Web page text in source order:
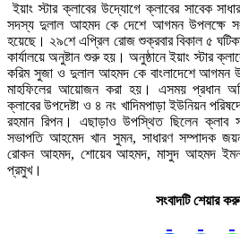
ইয়াং স্টার ক্লাবের উদ্যোগে ক্লাবের সাবেক
সদস্য দুলাল আহমদ কে দেশে আগমন উপলক্ষে
হয়েছে। ২৯শে এপ্রিল রোজ শুক্রবার বিকাল ৫
কার্যালয়ে অনুষ্টান শুরু হয়। অনুষ্ঠানে ইয়াং স্টার
করিম সুজা ও দুলাল আহমদ কে বাংলাদেশে আগমন
মাহফিলের আয়োজন করা হয়। এসময় প্রধান
ক্লাবের উপদেষ্টা ও ৪ নং খাদিমপাড়া ইউনিয়ন
রহমান রিপন। এছাড়াও উপস্থিত ছিলেন ক্লাব
সভাপতি আহমেদ খান সুমন, সাধারণ সম্পাদক
রোকন আহমদ, শোয়েব আহমদ, মাসুদ আহমদ
প্রমুখ।
সংবাদটি শেয়ার